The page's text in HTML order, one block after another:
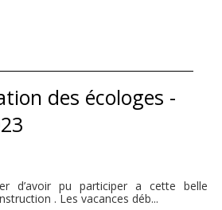
des écologes -
d’avoir pu participer a cette belle
. Les vacances déb...